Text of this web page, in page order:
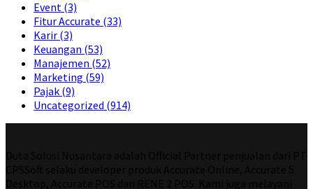
Event (3)
Fitur Accurate (33)
Karir (3)
Keuangan (53)
Manajemen (52)
Marketing (59)
Pajak (9)
Uncategorized (914)